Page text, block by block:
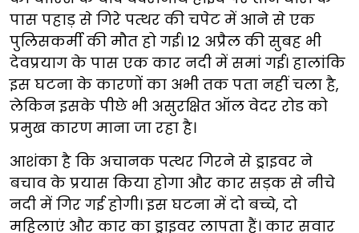
पास पहाड़ से गिरे पत्थर की चपेट में आने से एक
पुलिसकर्मी की मौत हो गई। 12 अप्रैल की सुबह भी
देवप्रयाग के पास एक कार नदी में समां गई। हालांकि
इस घटना के कारणों का अभी तक पता नहीं चला है,
लेकिन इसके पीछे भी असुरक्षित ऑल वेदर रोड को
प्रमुख कारण माना जा रहा है।
आशंका है कि अचानक पत्थर गिरने से ड्राइवर ने
बचाव के प्रयास किया होगा और कार सड़क से नीचे
नदी में गिर गई होगी। इस घटना में दो बच्चे, दो
महिलाएं और कार का ड्राइवर लापता हैं। कार सवार